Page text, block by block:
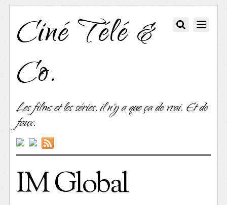
Ciné Télé &
Co.
Les films et les séries, il n'y a que ça de vrai. Et de
faux.
IM Global